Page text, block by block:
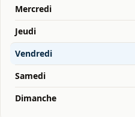
Mercredi
Jeudi
Vendredi
Samedi
Dimanche